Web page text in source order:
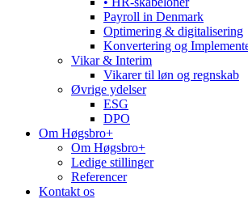
Payroll in Denmark
Optimering & digitalisering
Konvertering og
Vikar & Interim
Vikarer til løn og regnskab
Øvrige ydelser
ESG
DPO
Om Høgsbro+
Om Høgsbro+
Ledige stillinger
Referencer
Kontakt os